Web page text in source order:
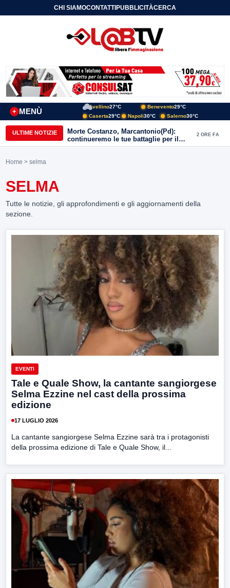
CHI SIAMOCONTATTIPUBBLICITÀCERCA
MENÙ
+
Avellino27°C Benevento29°C
Caserta29°C Napoli30°C Salerno30°C
ULTIME NOTIZIE
Morte Costanzo, Marcantonio(Pd):
continueremo le tue battaglie per il
Sannio
2 ORE FA
Home > selma
SELMA
Tutte le notizie, gli approfondimenti e gli aggiornamenti della
sezione.
EVENTI
Tale e Quale Show, la cantante sangiorgese
Selma Ezzine nel cast della prossima
edizione
17 LUGLIO 2026
La cantante sangiorgese Selma Ezzine sarà tra i protagonisti
della prossima edizione di Tale e Quale Show, il...